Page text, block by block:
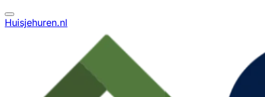
Huisjehuren.nl